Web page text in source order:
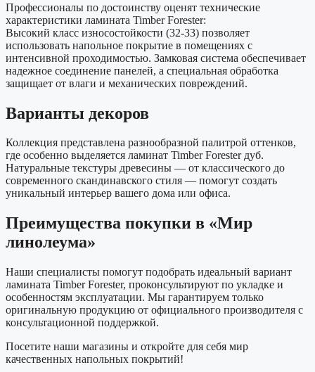
Профессионалы по достоинству оценят технические
характеристики ламината Timber Forester:
Высокий класс износостойкости (32-33) позволяет
использовать напольное покрытие в помещениях с
интенсивной проходимостью. Замковая система обеспечивает
надежное соединение панелей, а специальная обработка
защищает от влаги и механических повреждений.
Варианты декоров
Коллекция представлена разнообразной палитрой оттенков,
где особенно выделяется ламинат Timber Forester дуб.
Натуральные текстуры древесины — от классического до
современного скандинавского стиля — помогут создать
уникальный интерьер вашего дома или офиса.
Преимущества покупки в «Мир
линолеума»
Наши специалисты помогут подобрать идеальный вариант
ламината Timber Forester, проконсультируют по укладке и
особенностям эксплуатации. Мы гарантируем только
оригинальную продукцию от официального производителя с
консультационной поддержкой.
Посетите наши магазины и откройте для себя мир
качественных напольных покрытий!